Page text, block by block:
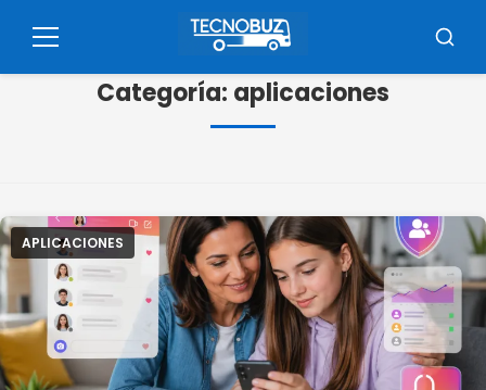
paraMenú
Categoría: aplicaciones
APLICACIONES